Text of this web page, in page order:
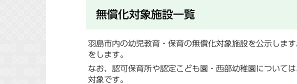
無償化対象施設一覧
羽島市内の幼児教育・保育の無償化対象施設を公示しま
をします。
なお、認可保育所や認定こども園・西部幼稚園について
対象です。